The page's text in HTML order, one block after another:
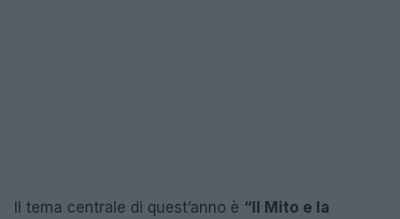
Il tema centrale di quest’anno è “Il Mito e la